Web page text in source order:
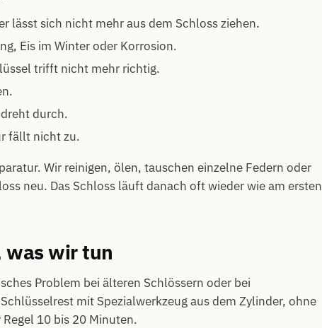
lässt sich nicht mehr aus dem Schloss ziehen.
Eis im Winter oder Korrosion.
trifft nicht mehr richtig.
durch.
fällt nicht zu.
Wir reinigen, ölen, tauschen einzelne Federn oder
neu. Das Schloss läuft danach oft wieder wie am ersten
was wir tun
Problem bei älteren Schlössern oder bei
mit Spezialwerkzeug aus dem Zylinder, ohne
10 bis 20 Minuten.